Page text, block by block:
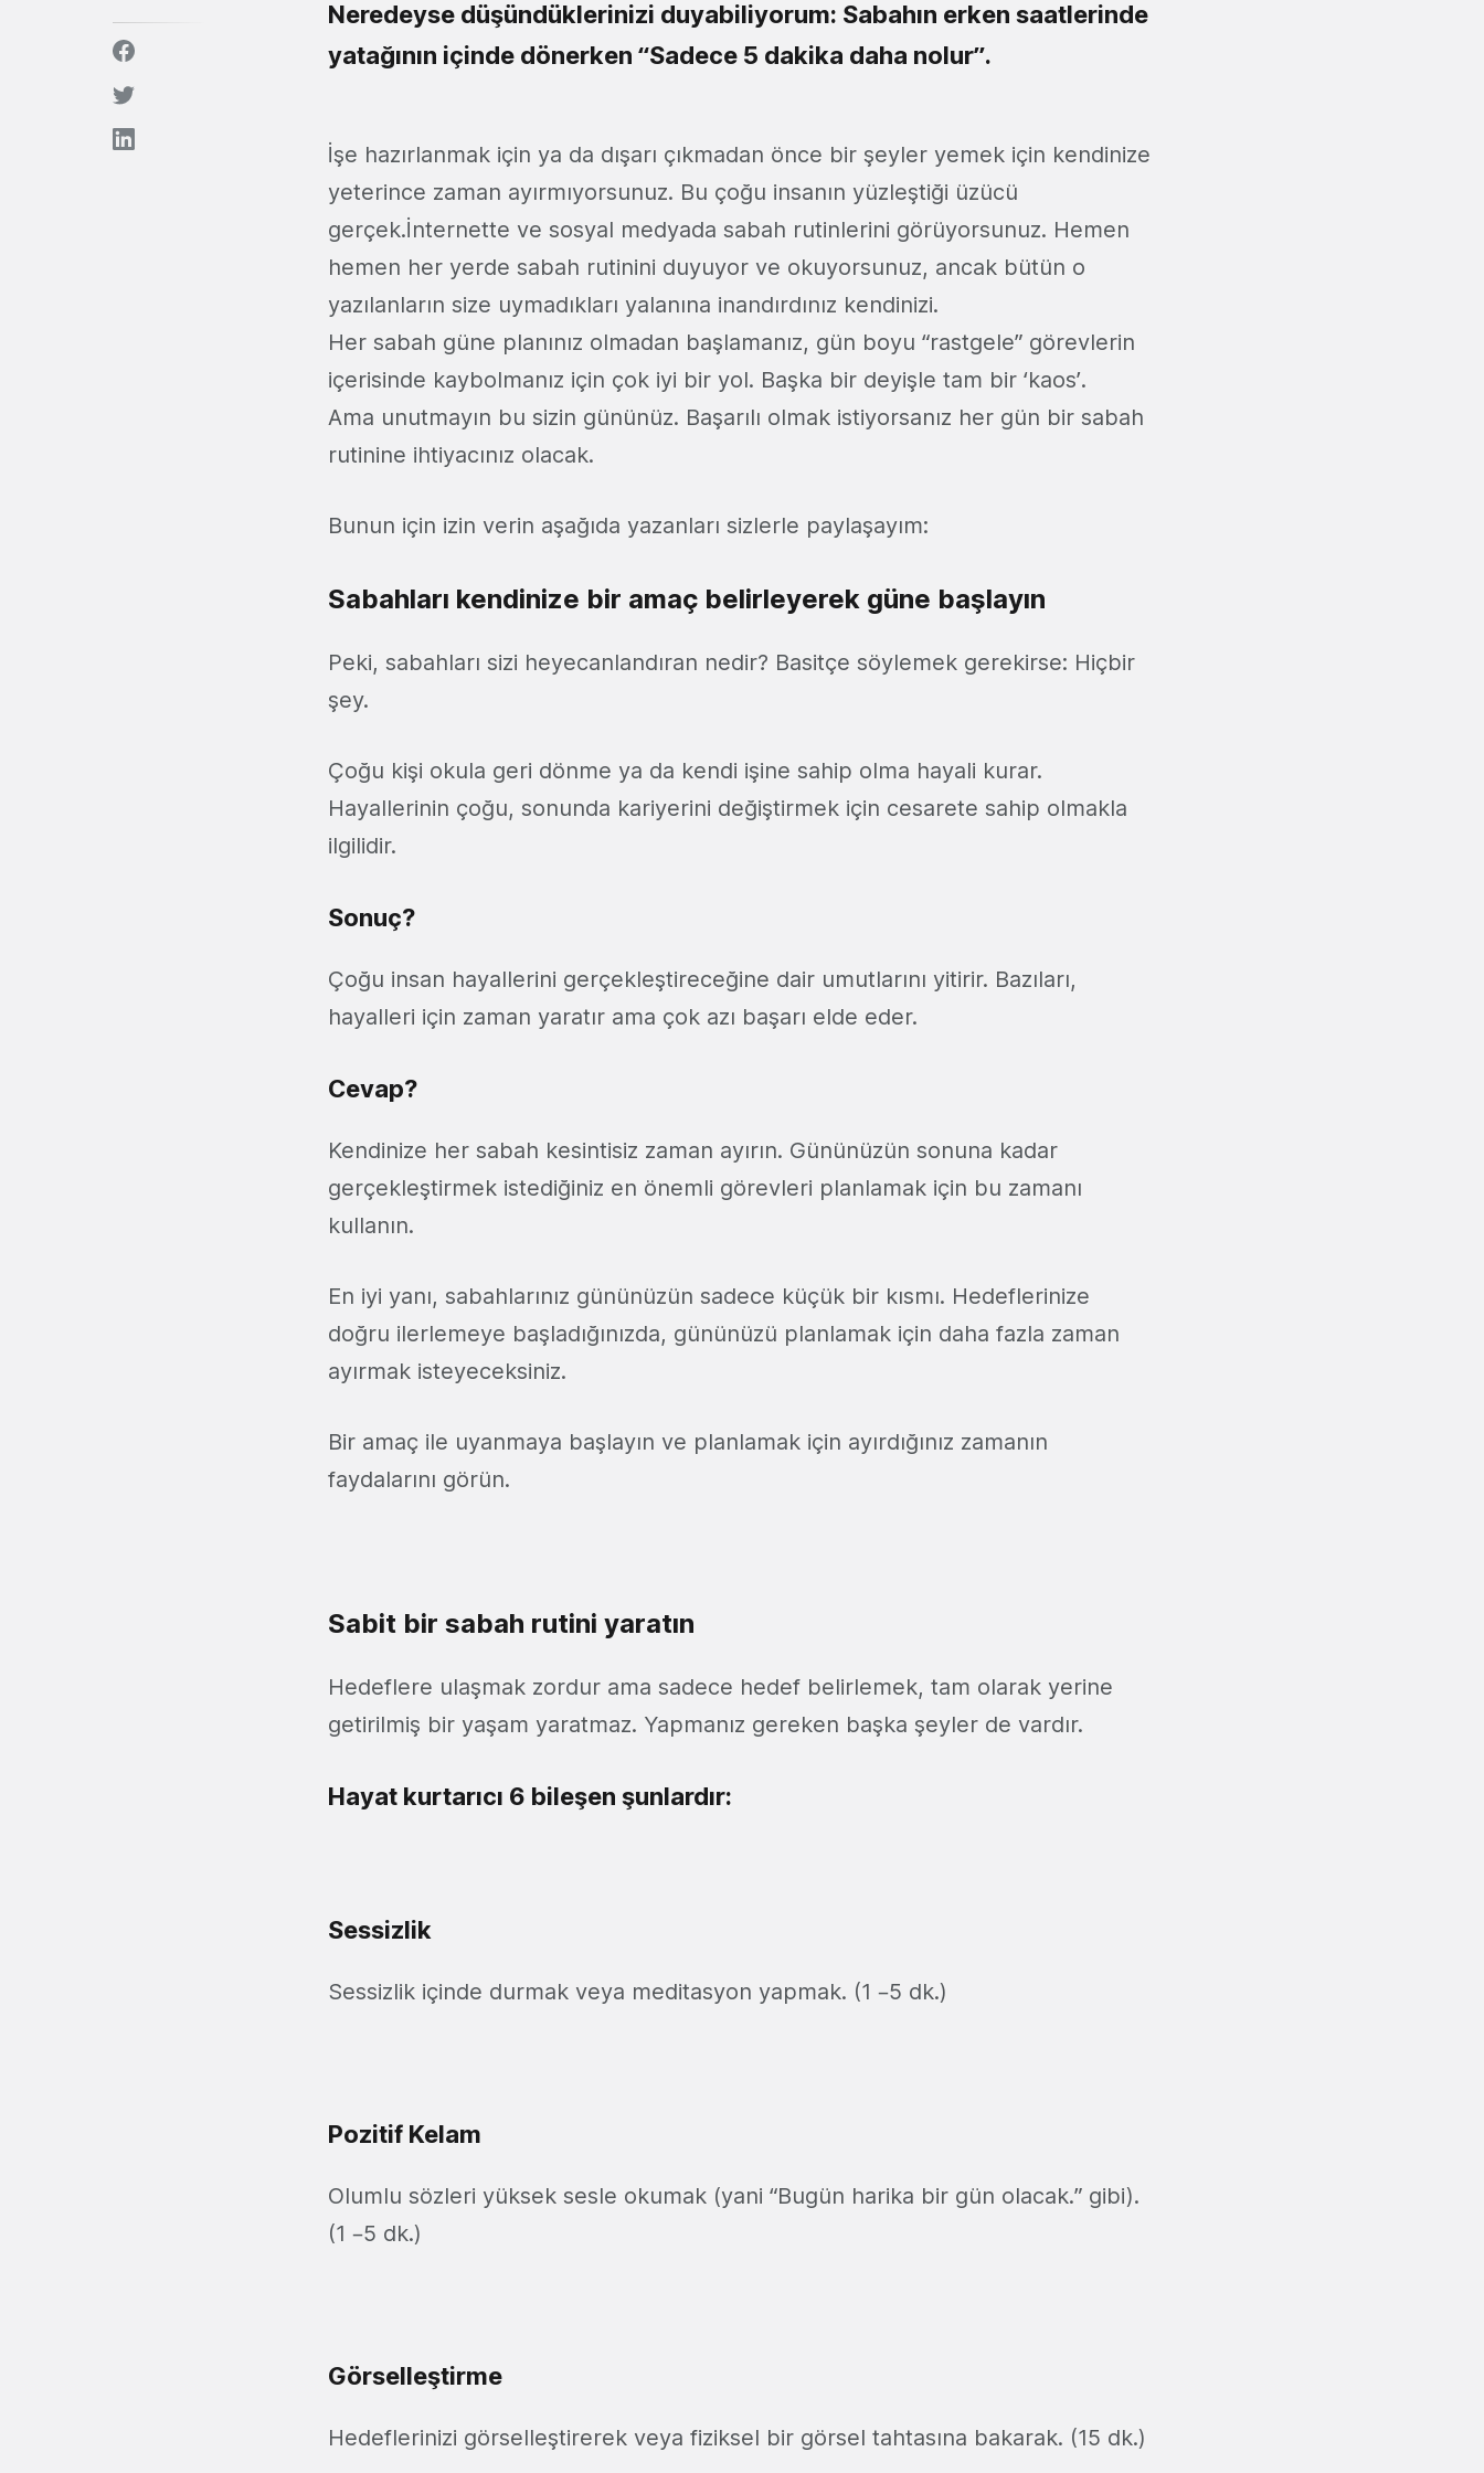
Neredeyse düşündüklerinizi duyabiliyorum: Sabahın erken saatlerinde
yatağının içinde dönerken “Sadece 5 dakika daha nolur”.
İşe hazırlanmak için ya da dışarı çıkmadan önce bir şeyler yemek için kendinize
yeterince zaman ayırmıyorsunuz. Bu çoğu insanın yüzleştiği üzücü
gerçek.İnternette ve sosyal medyada sabah rutinlerini görüyorsunuz. Hemen
hemen her yerde sabah rutinini duyuyor ve okuyorsunuz, ancak bütün o
yazılanların size uymadıkları yalanına inandırdınız kendinizi.
Her sabah güne planınız olmadan başlamanız, gün boyu “rastgele” görevlerin
içerisinde kaybolmanız için çok iyi bir yol. Başka bir deyişle tam bir ‘kaos’.
Ama unutmayın bu sizin gününüz. Başarılı olmak istiyorsanız her gün bir sabah
rutinine ihtiyacınız olacak.
Bunun için izin verin aşağıda yazanları sizlerle paylaşayım:
Sabahları kendinize bir amaç belirleyerek güne başlayın
Peki, sabahları sizi heyecanlandıran nedir? Basitçe söylemek gerekirse: Hiçbir
şey.
Çoğu kişi okula geri dönme ya da kendi işine sahip olma hayali kurar.
Hayallerinin çoğu, sonunda kariyerini değiştirmek için cesarete sahip olmakla
ilgilidir.
Sonuç?
Çoğu insan hayallerini gerçekleştireceğine dair umutlarını yitirir. Bazıları,
hayalleri için zaman yaratır ama çok azı başarı elde eder.
Cevap?
Kendinize her sabah kesintisiz zaman ayırın. Gününüzün sonuna kadar
gerçekleştirmek istediğiniz en önemli görevleri planlamak için bu zamanı
kullanın.
En iyi yanı, sabahlarınız gününüzün sadece küçük bir kısmı. Hedeflerinize
doğru ilerlemeye başladığınızda, gününüzü planlamak için daha fazla zaman
ayırmak isteyeceksiniz.
Bir amaç ile uyanmaya başlayın ve planlamak için ayırdığınız zamanın
faydalarını görün.
Sabit bir sabah rutini yaratın
Hedeflere ulaşmak zordur ama sadece hedef belirlemek, tam olarak yerine
getirilmiş bir yaşam yaratmaz. Yapmanız gereken başka şeyler de vardır.
Hayat kurtarıcı 6 bileşen şunlardır:
Sessizlik
Sessizlik içinde durmak veya meditasyon yapmak. (1 –5 dk.)
Pozitif Kelam
Olumlu sözleri yüksek sesle okumak (yani “Bugün harika bir gün olacak.” gibi).
(1 –5 dk.)
Görselleştirme
Hedeflerinizi görselleştirerek veya fiziksel bir görsel tahtasına bakarak. (15 dk.)